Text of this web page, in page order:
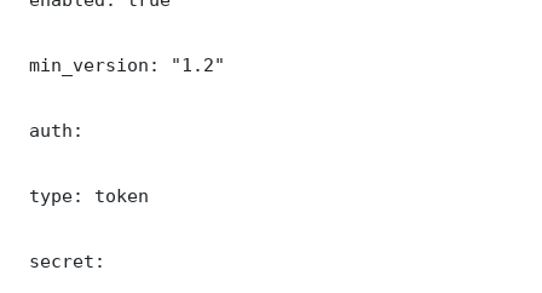
min_version: "1.2"
auth:
type: token
secret: